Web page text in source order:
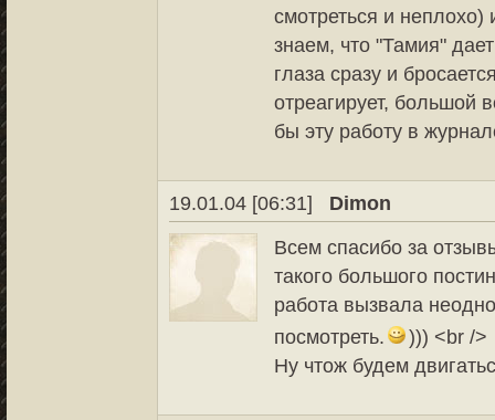
смотреться и неплохо)
знаем, что "Тамия"
глаза сразу и
отреагирует, большой
бы эту работу в
19.01.04 [06:31]
Dimon
Всем спасибо за
такого большого
работа вызвала
посмотреть.
))) <br />
Ну чтож будем